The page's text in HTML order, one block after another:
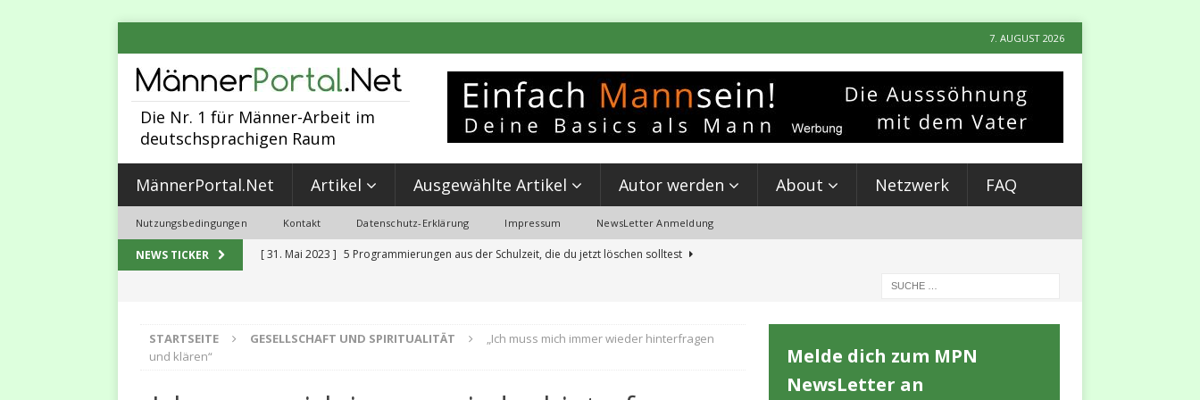
7. AUGUST 2026
Die Nr. 1 für Männer-Arbeit im
deutschsprachigen Raum
MännerPortal.Net Artikel Ausgewählte Artikel Autor werden About Netzwerk FAQ
Nutzungsbedingungen Kontakt Datenschutz-Erklärung Impressum NewsLetter Anmeldung
NEWS TICKER [ 31. Mai 2023 ] 5 Programmierungen aus der Schulzeit, die du jetzt löschen solltest
[ 24. September 2024 ] Männer brauchen Männer: Gemeinschaften als Schlüssel zur
STARTSEITE GESELLSCHAFT UND SPIRITUALITÄT
„Ich muss mich immer wieder hinterfragen
und klären“
Melde dich zum MPN
NewsLetter an